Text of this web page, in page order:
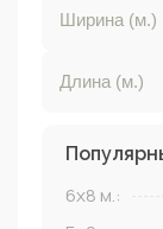
6x8 м.: